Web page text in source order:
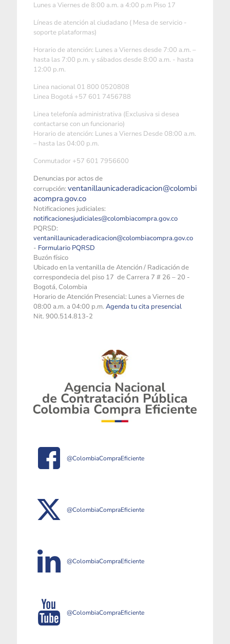
Lunes a Viernes de 8:00 a.m. a 4:00 p.m Piso 17
Líneas de atención al ciudadano ( Mesa de servicio -
soporte plataformas)
Horario de atención: Lunes a Viernes desde 7:00 a.m. –
hasta las 7:00 p.m. y sábados desde 8:00 a.m. - hasta
12:00 p.m.
Linea nacional 01 800 0520808
Linea Bogotá +57 601 7456788
Linea telefonía administrativa (Exclusiva si desea
contactarse con un funcionario)
Horario de atención: Lunes a Viernes Desde 08:00 a.m.
– hasta las 04:00 p.m.
Conmutador +57 601 7956600
Denuncias por actos de
corrupción: ventanillaunicaderadicacion@colombi
acompra.gov.co
Notificaciones judiciales:
notificacionesjudiciales@colombiacompra.gov.co
PQRSD:
ventanillaunicaderadicacion@colombiacompra.gov.co
- Formulario PQRSD
Buzón físico
Ubicado en la ventanilla de Atención / Radicación de
correspondecia del piso 17 de Carrera 7 # 26 – 20 -
Bogotá, Colombia
Horario de Atención Presencial: Lunes a Viernes de
08:00 a.m. a 04:00 p.m. Agenda tu cita presencial
Nit. 900.514.813-2
@ColombiaCompraEficiente
@ColombiaCompraEficiente
@ColombiaCompraEficiente
@ColombiaCompraEficiente